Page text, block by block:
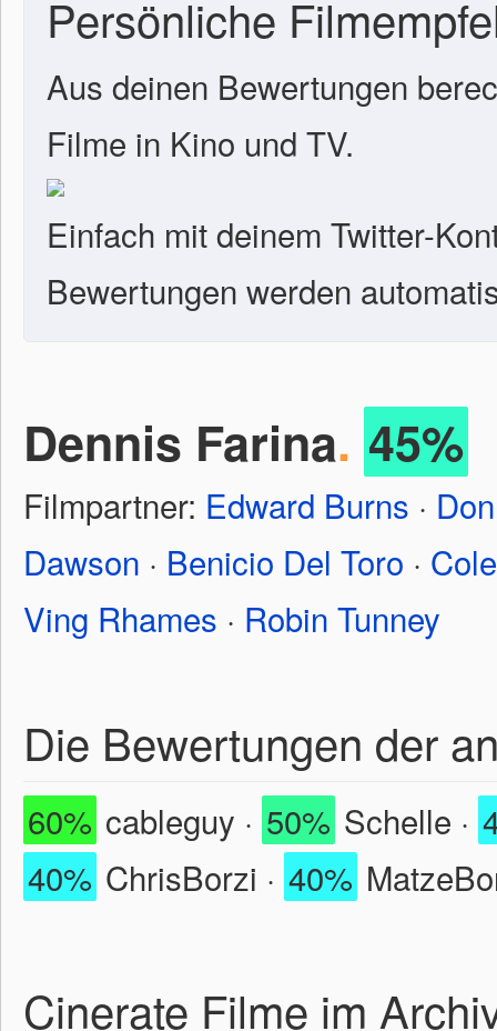
Persönliche
Aus deinen Bewertungen
Filme in Kino und TV.
Einfach mit deinem Twitter-
Bewertungen werden
Dennis Farina. 45%
Filmpartner: Edward Burns ·
Dawson · Benicio Del Toro ·
Ving Rhames · Robin Tunney
Die Bewertungen der
60% cableguy · 50% Schelle ·
40% ChrisBorzi · 40%
Cinerate Filme im